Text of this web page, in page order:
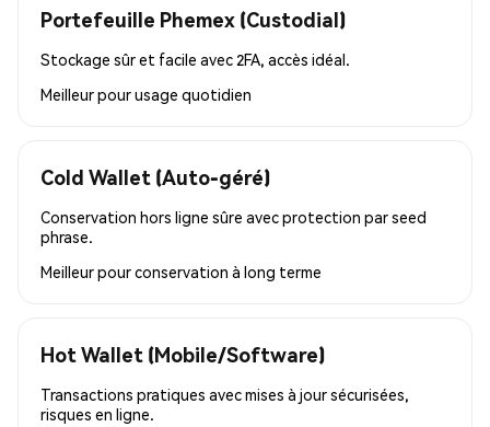
Portefeuille Phemex (Custodial)
Stockage sûr et facile avec 2FA, accès idéal.
Meilleur pourusage quotidien
Cold Wallet (Auto-géré)
Conservation hors ligne sûre avec protection par seed
phrase.
Meilleur pourconservation à long terme
Hot Wallet (Mobile/Software)
Transactions pratiques avec mises à jour sécurisées,
risques en ligne.